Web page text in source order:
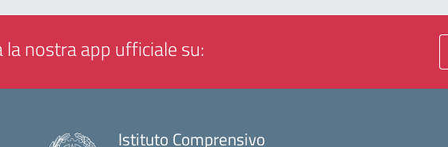
la nostra app ufficiale su:
Istituto Comprensivo